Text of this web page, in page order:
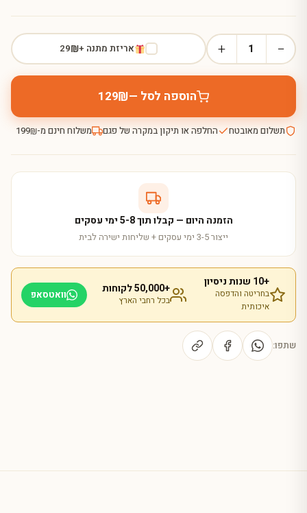
−
1
+ אריזת מתנה +₪
29
הוספה לסל —₪
129
תשלום מאובטח החלפה או תיקון במקרה של פגם משלוח חינם מ-₪
199
הזמנה היום — קבלו תוך 5-8 ימי עסקים
ייצור 3-5 ימי עסקים + שליחות ישירה לבית
+10 שנות ניסיון
בחריטה והדפסה
איכותית
+50,000 לקוחות
בכל רחבי הארץ וואטסאפ
שתפו: